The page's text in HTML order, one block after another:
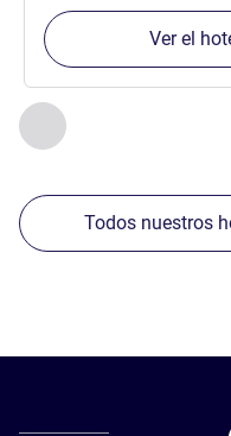
Anterior - Nuestros
Página ,
Ver el
Todos nuestros